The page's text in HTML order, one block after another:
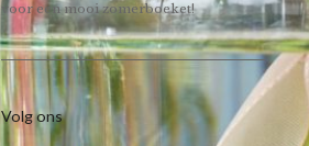
voor een mooi zomerboeket!
Volg ons